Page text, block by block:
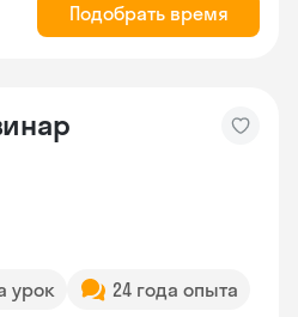
Подобрать время
урок
24 года опыта